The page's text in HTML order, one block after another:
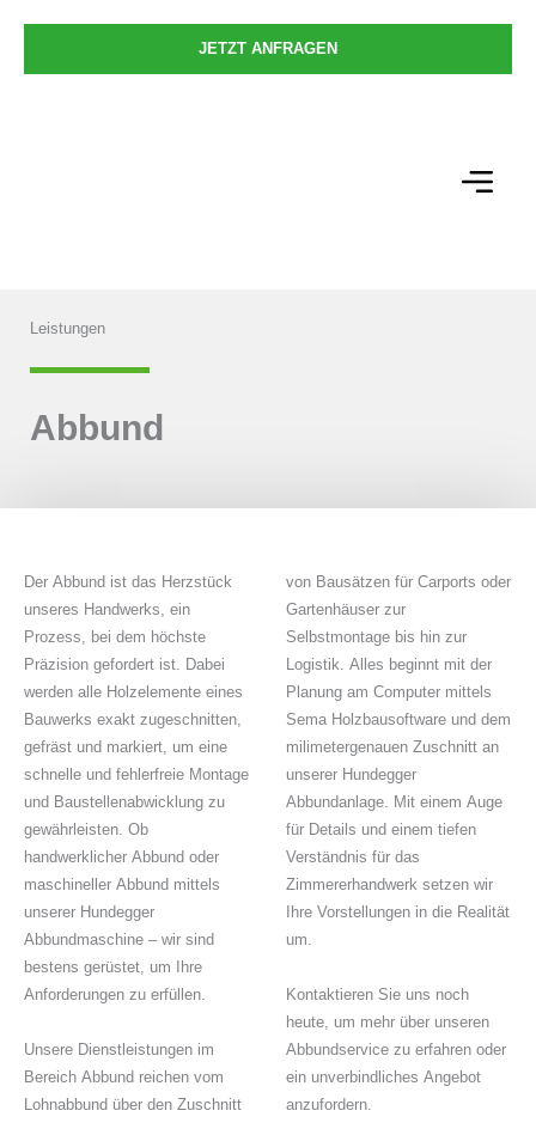
JETZT ANFRAGEN
Leistungen
Abbund
Der Abbund ist das Herzstück
unseres Handwerks, ein
Prozess, bei dem höchste
Präzision gefordert ist. Dabei
werden alle Holzelemente eines
Bauwerks exakt zugeschnitten,
gefräst und markiert, um eine
schnelle und fehlerfreie Montage
und Baustellenabwicklung zu
gewährleisten. Ob
handwerklicher Abbund oder
maschineller Abbund mittels
unserer Hundegger
Abbundmaschine – wir sind
bestens gerüstet, um Ihre
Anforderungen zu erfüllen.
Unsere Dienstleistungen im
Bereich Abbund reichen vom
Lohnabbund über den Zuschnitt
von Bausätzen für Carports oder
Gartenhäuser zur
Selbstmontage bis hin zur
Logistik. Alles beginnt mit der
Planung am Computer mittels
Sema Holzbausoftware und dem
milimetergenauen Zuschnitt an
unserer Hundegger
Abbundanlage. Mit einem Auge
für Details und einem tiefen
Verständnis für das
Zimmererhandwerk setzen wir
Ihre Vorstellungen in die Realität
um.
Kontaktieren Sie uns noch
heute, um mehr über unseren
Abbundservice zu erfahren oder
ein unverbindliches Angebot
anzufordern.